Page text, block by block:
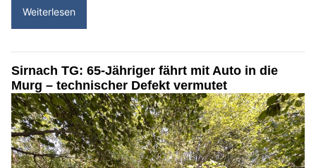
Weiterlesen
Sirnach TG: 65-Jähriger fährt mit Auto in die
Murg – technischer Defekt vermutet